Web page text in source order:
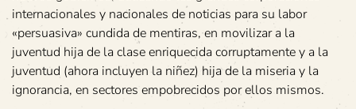
internacionales y nacionales de noticias para su labor
«persuasiva» cundida de mentiras, en movilizar a la
juventud hija de la clase enriquecida corruptamente y a la
juventud (ahora incluyen la niñez) hija de la miseria y la
ignorancia, en sectores empobrecidos por ellos mismos.